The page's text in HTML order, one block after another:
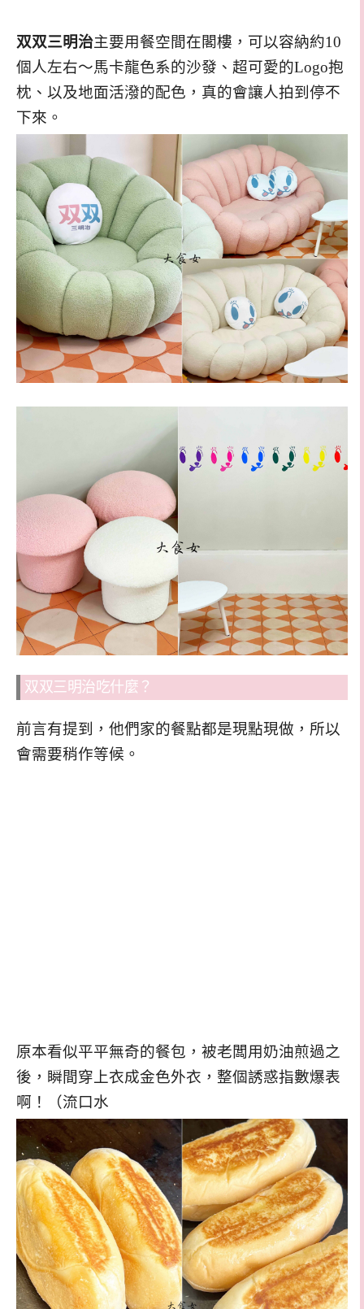
双双三明治主要用餐空間在閣樓，可以容納約10
個人左右～馬卡龍色系的沙發、超可愛的Logo抱
枕、以及地面活潑的配色，真的會讓人拍到停不
下來。
双双三明治吃什麼？
前言有提到，他們家的餐點都是現點現做，所以
會需要稍作等候。
原本看似平平無奇的餐包，被老闆用奶油煎過之
後，瞬間穿上衣成金色外衣，整個誘惑指數爆表
啊！（流口水